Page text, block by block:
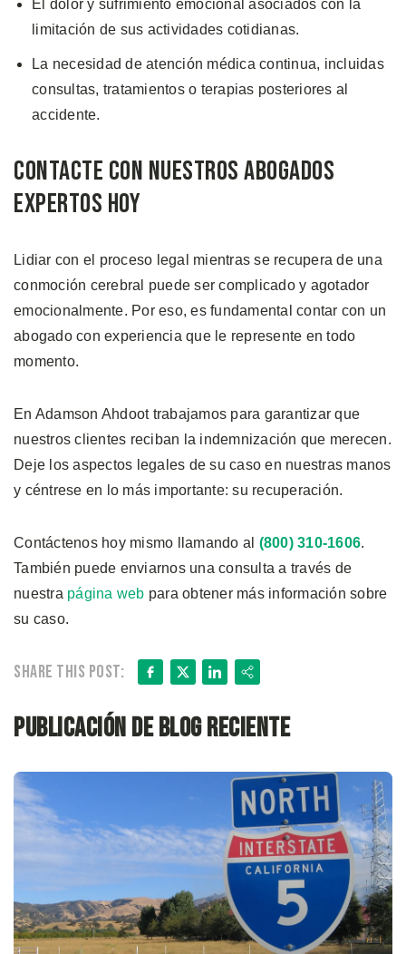
El dolor y sufrimiento emocional asociados con la
limitación de sus actividades cotidianas.
La necesidad de atención médica continua, incluidas
consultas, tratamientos o terapias posteriores al
accidente.
Contacte con Nuestros Abogados
Expertos Hoy
Lidiar con el proceso legal mientras se recupera de una
conmoción cerebral puede ser complicado y agotador
emocionalmente. Por eso, es fundamental contar con un
abogado con experiencia que le represente en todo
momento.
En Adamson Ahdoot trabajamos para garantizar que
nuestros clientes reciban la indemnización que merecen.
Deje los aspectos legales de su caso en nuestras manos
y céntrese en lo más importante: su recuperación.
Contáctenos hoy mismo llamando al (800) 310-1606.
También puede enviarnos una consulta a través de
nuestra página web para obtener más información sobre
su caso.
Share this post: Facebook
X LinkedIn
Share
Publicación de blog reciente